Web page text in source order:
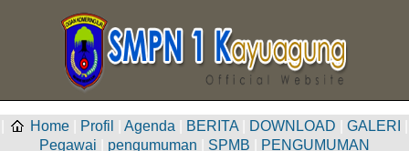
Home Profil Agenda BERITA DOWNLOAD GALERI
Pegawai
pengumuman SPMB
PENGUMUMAN